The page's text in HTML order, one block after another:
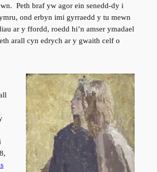
Peth braf yw agor ein senedd-dy i
ond erbyn imi gyrraedd y tu mewn
ar y ffordd, roedd hi’n amser ymadael
arall cyn edrych ar y gwaith celf o